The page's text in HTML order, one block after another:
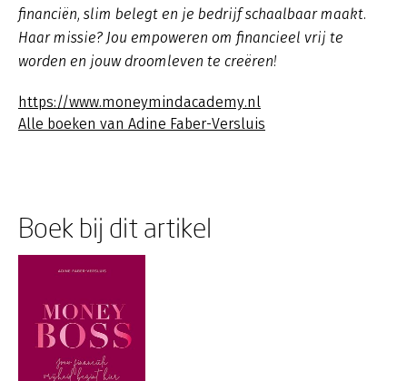
financiën, slim belegt en je bedrijf schaalbaar maakt.
Haar missie? Jou empoweren om financieel vrij te
worden en jouw droomleven te creëren!
https://www.moneymindacademy.nl
Alle boeken van Adine Faber-Versluis
Boek bij dit artikel